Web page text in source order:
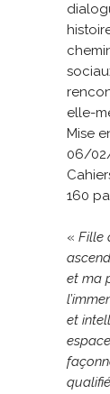
elle-
Mise
06/
160
« Fille
et ma
et